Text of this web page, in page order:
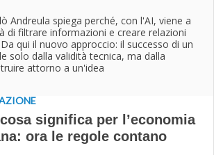
Andreula spiega perché, con l'AI, viene a
di filtrare informazioni e creare relazioni
qui il nuovo approccio: il successo di un
solo dalla validità tecnica, ma dalla
attorno a un'idea
significa per l’economia
ora le regole contano